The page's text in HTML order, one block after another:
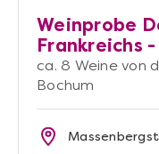
Weinprobe
Frankreichs
ca. 8 Weine von
Bochum